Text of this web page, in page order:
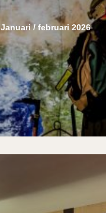
Januari / februari 2026